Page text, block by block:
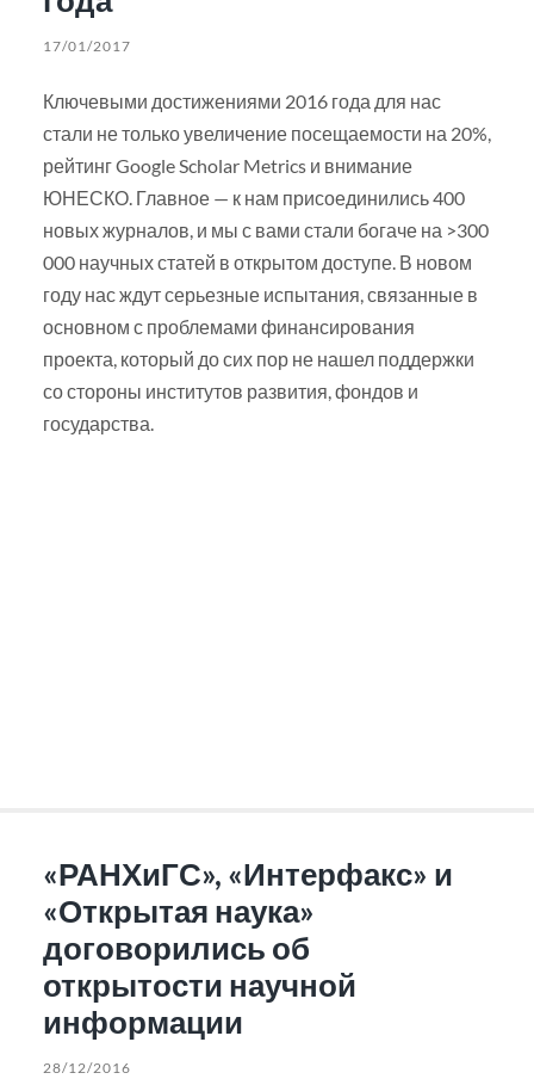
17/01/2017
Ключевыми достижениями 2016 года для нас
стали не только увеличение посещаемости на 20%,
рейтинг Google Scholar Metrics и внимание
ЮНЕСКО. Главное — к нам присоединились 400
новых журналов, и мы с вами стали богаче на >300
000 научных статей в открытом доступе. В новом
году нас ждут серьезные испытания, связанные в
основном с проблемами финансирования
проекта, который до сих пор не нашел поддержки
со стороны институтов развития, фондов и
государства.
«РАНХиГС», «Интерфакс» и
«Открытая наука»
договорились об
открытости научной
информации
28/12/2016